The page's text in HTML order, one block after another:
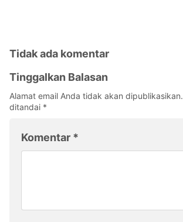
Tidak ada komentar
Tinggalkan Balasan
Alamat email Anda tidak akan dipublikasikan.
ditandai *
Komentar *